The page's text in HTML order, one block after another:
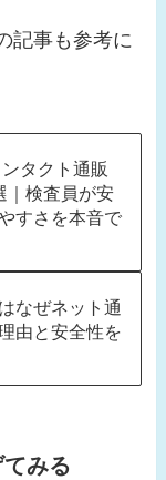
記事も参考に
タクト通販
｜検査員が安
すさを本音で
なぜネット通
由と安全性を
みる